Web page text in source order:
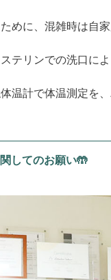
めに、混雑時は自
テリンでの洗口によ
温計で体温測定を
してのお願い🤲